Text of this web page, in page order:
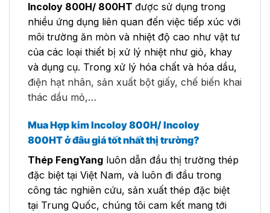
Incoloy 800H/ 800HT được sử dụng trong
nhiều ứng dụng liên quan đến việc tiếp xúc với
môi trường ăn mòn và nhiệt độ cao như vật tư
của các loại thiết bị xử lý nhiệt như giỏ, khay
và dụng cụ. Trong xử lý hóa chất và hóa dầu,
điện hạt nhân, sản xuất bột giấy, chế biến khai
thác dầu mỏ,…
Mua Hợp kim Incoloy 800H/ Incoloy
800HTở đâu giá tốt nhất thị trường?
Thép FengYang luôn dẫn đầu thị trường thép
đặc biệt tại Việt Nam, và luôn đi đầu trong
công tác nghiên cứu, sản xuất thép đặc biệt
tại Trung Quốc, chúng tôi cam kết mang tới